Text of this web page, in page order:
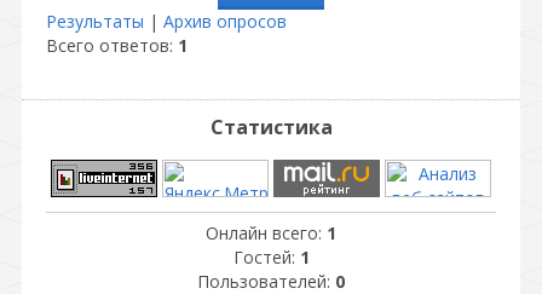
Результаты | Архив опросов
Всего ответов: 1
Статистика
Онлайн всего: 1
Гостей: 1
Пользователей: 0